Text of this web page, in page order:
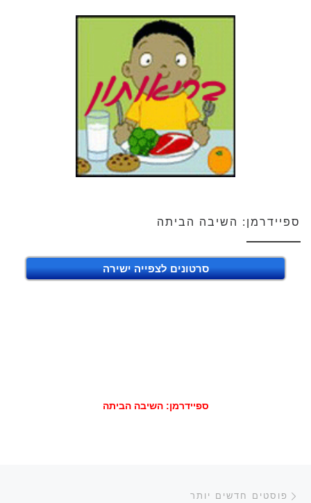
ספיידרמן: השיבה הביתה
סרטונים לצפייה ישירה
ספיידרמן: השיבה הביתה
ניווט בפוסטים
פוסטים חדשים יותר